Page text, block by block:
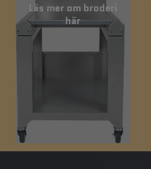
Läs mer om broderi
här